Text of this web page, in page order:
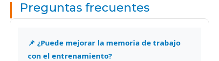
Preguntas frecuentes
📌 ¿Puede mejorar la memoria de trabajo
con el entrenamiento?